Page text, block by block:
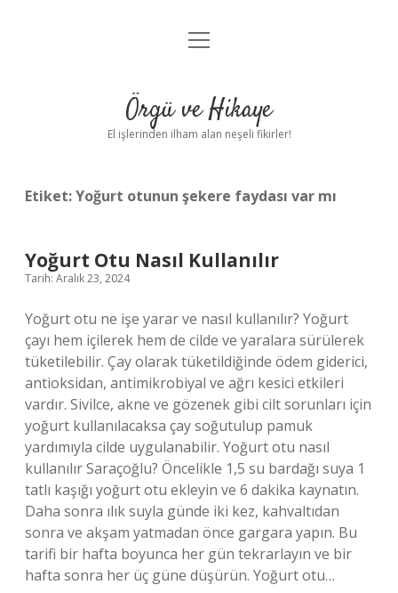
Anasayfa
Yasal Uyarı
menüyü
Örgü ve Hikaye
El işlerinden ilham alan neşeli fikirler!
Etiket:Yoğurt otunun şekere faydası var mı
Yoğurt Otu Nasıl Kullanılır
Tarih: Aralık 23, 2024
Yoğurt otu ne işe yarar ve nasıl kullanılır? Yoğurt
çayı hem içilerek hem de cilde ve yaralara sürülerek
tüketilebilir. Çay olarak tüketildiğinde ödem giderici,
antioksidan, antimikrobiyal ve ağrı kesici etkileri
vardır. Sivilce, akne ve gözenek gibi cilt sorunları için
yoğurt kullanılacaksa çay soğutulup pamuk
yardımıyla cilde uygulanabilir. Yoğurt otu nasıl
kullanılır Saraçoğlu? Öncelikle 1,5 su bardağı suya 1
tatlı kaşığı yoğurt otu ekleyin ve 6 dakika kaynatın.
Daha sonra ılık suyla günde iki kez, kahvaltıdan
sonra ve akşam yatmadan önce gargara yapın. Bu
tarifi bir hafta boyunca her gün tekrarlayın ve bir
hafta sonra her üç güne düşürün. Yoğurt otu…